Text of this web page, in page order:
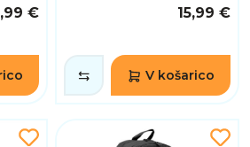
€ 15,99 €
V košarico